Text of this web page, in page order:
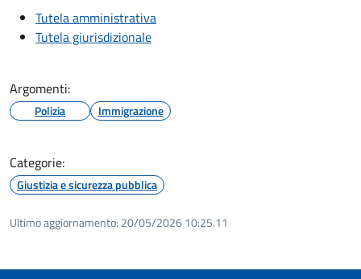
Tutela amministrativa
Tutela giurisdizionale
Argomenti:
Polizia Immigrazione
Categorie:
Giustizia e sicurezza pubblica
Ultimo aggiornamento: 20/05/2026 10:25.11